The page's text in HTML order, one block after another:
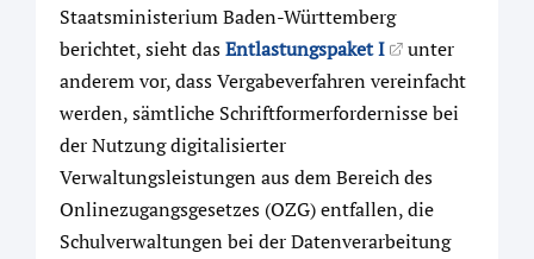
Staatsministerium Baden-Württemberg
berichtet, sieht dasEntlastungspaket I
unter
anderem vor, dass Vergabeverfahren vereinfacht
werden, sämtliche Schriftformerfordernisse bei
der Nutzung digitalisierter
Verwaltungsleistungen aus dem Bereich des
Onlinezugangsgesetzes (OZG) entfallen, die
Schulverwaltungen bei der Datenverarbeitung